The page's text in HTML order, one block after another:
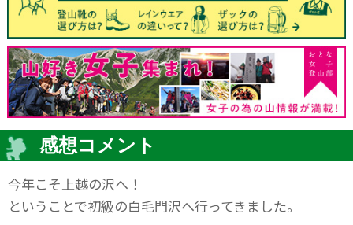
感想コメント
今年こそ上越の沢へ！
ということで初級の白毛門沢へ行ってきました。